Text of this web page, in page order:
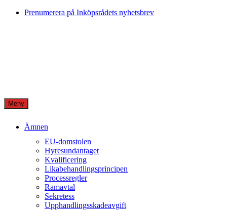
Skip
Prenumerera på Inköpsrådets nyhetsbrev
Meny
Ämnen
EU-domstolen
Hyresundantaget
Kvalificering
Likabehandlingsprincipen
Processregler
Ramavtal
Sekretess
Upphandlingsskadeavgift